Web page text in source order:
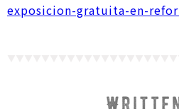
exposicion-gratuita-en-